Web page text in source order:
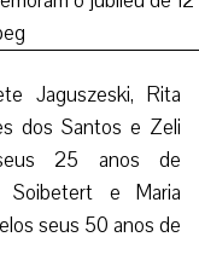
Jaguszeski, Rita
dos Santos e Zeli
25 anos de
Soibetert e Maria
seus 50 anos de